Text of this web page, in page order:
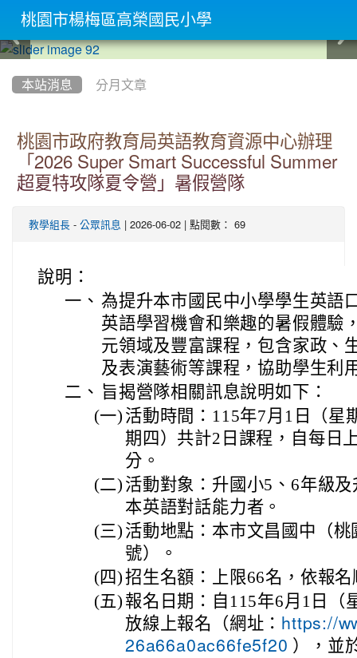
本站消息 分月文章
桃園市政府教育局英語教育資源中心辦理
「2026 Super Smart Successful Summer
超夏特攻隊夏令營」暑假營隊
教學組長 - 公眾訊息 | 2026-06-02 | 點閱數： 69
說明：
一、 為提升本市國民中小學學生英語
英語學習機會和樂趣的暑假體驗
元領域及豐富課程，包含家政、
及表演藝術等課程，協助學生利
二、 旨揭營隊相關訊息說明如下：
(一) 活動時間：115年7月1日（星
期四）共計2日課程，自每日
分。
(二) 活動對象：升國小5、6年級
本英語對話能力者。
(三) 活動地點：本市文昌國中（
號）。
(四)招生名額：上限66名，依報
(五) 報名日期：自115年6月1日（
放線上報名（網址： https://
26a66a0ac66fe5f20 ），並
桃園市楊梅區高榮國民小學